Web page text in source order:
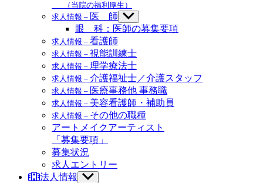
ニ
ュ
ー
表
示
（当院の福利厚生）
求人情報 – 医 師 サ
ブ
ニ
ュ
ー
を
表
示
眼 科：医師の募集要項
求人情報 – 看護師
求人情報 – 視能訓練士
求人情報 – 理学療法士
求人情報 – 介護福祉士／介護スタッフ
求人情報 – 医療事務他 事務職
求人情報 – 美容看護師・補助員
求人情報 – その他の職種
アートメイクアーティスト
「募集要項」
募集状況
求人エントリー
法人情報
サ